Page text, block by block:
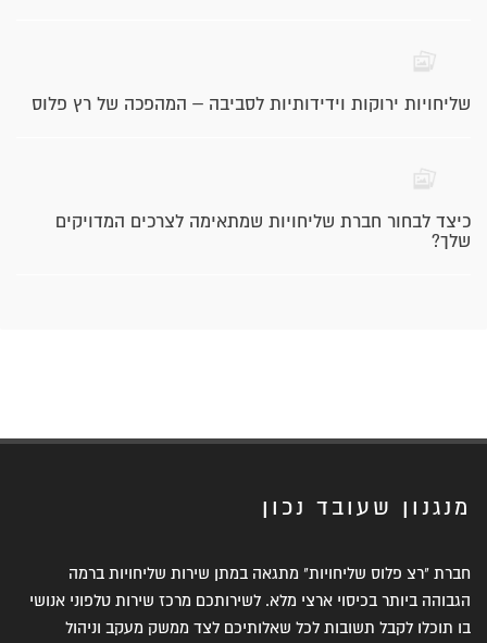
שליחויות ירוקות וידידותיות לסביבה – המהפכה של רץ פלוס
כיצד לבחור חברת שליחויות שמתאימה לצרכים המדויקים
שלך?
מנגנון שעובד נכון
חברת "רצ פלוס שליחויות" מתגאה במתן שירות שליחויות ברמה
הגבוהה ביותר בכיסוי ארצי מלא. לשירותכם מרכז שירות טלפוני אנושי
בו תוכלו לקבל תשובות לכל שאלותיכם לצד ממשק מעקב וניהול